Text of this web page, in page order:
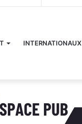
latérale)
INTERNATIONAUX